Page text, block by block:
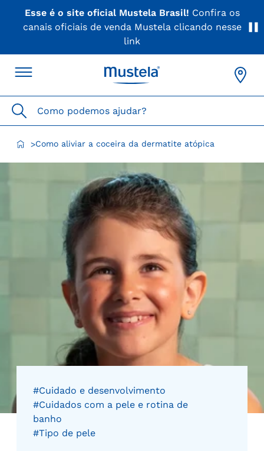
Esse é o site oficial Mustela Brasil! Confira os
canais oficiais de venda Mustela clicando nesse
link
Como podemos ajudar?
>Como aliviar a coceira da dermatite atópica
#Cuidado e desenvolvimento
#Cuidados com a pele e rotina de
banho
#Tipo de pele